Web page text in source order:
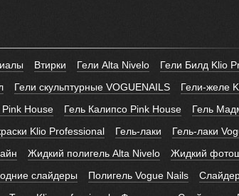
Втирки Гели Alta Nivelo
Гели Билд Klio
Гели скульптурные VOGUENAILS
Гели-желе
House Гель Калипсо Pink House
Гель
Klio Professional Гель-лаки
Гель-лаки
Жидкий полигель Alta Nivelo
Жидкий
слайдеры Полигель Vogue Nails